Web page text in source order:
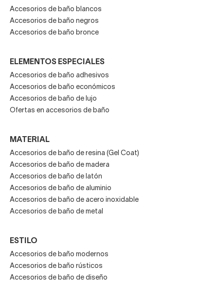
Accesorios de baño blancos
Accesorios de baño negros
Accesorios de baño bronce
ELEMENTOS ESPECIALES
Accesorios de baño adhesivos
Accesorios de baño económicos
Accesorios de baño de lujo
Ofertas en accesorios de baño
MATERIAL
Accesorios de baño de resina (Gel Coat)
Accesorios de baño de madera
Accesorios de baño de latón
Accesorios de baño de aluminio
Accesorios de baño de acero inoxidable
Accesorios de baño de metal
ESTILO
Accesorios de baño modernos
Accesorios de baño rústicos
Accesorios de baño de diseño